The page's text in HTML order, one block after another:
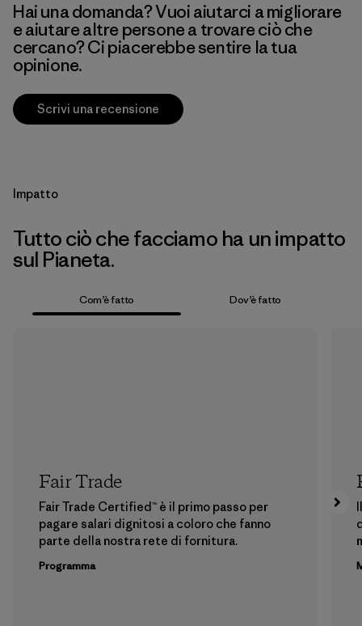
Hai una domanda? Vuoi aiutarci a migliorare
e aiutare altre persone a trovare ciò che
cercano? Ci piacerebbe sentire la tua
opinione.
Scrivi una recensione
Impatto
Tutto ciò che facciamo ha un impatto
sul Pianeta.
Com’è fatto Dov’è fatto
Fair Trade
Fair Trade Certified™ è il primo passo per
pagare salari dignitosi a coloro che fanno
parte della nostra rete di fornitura.
Programma